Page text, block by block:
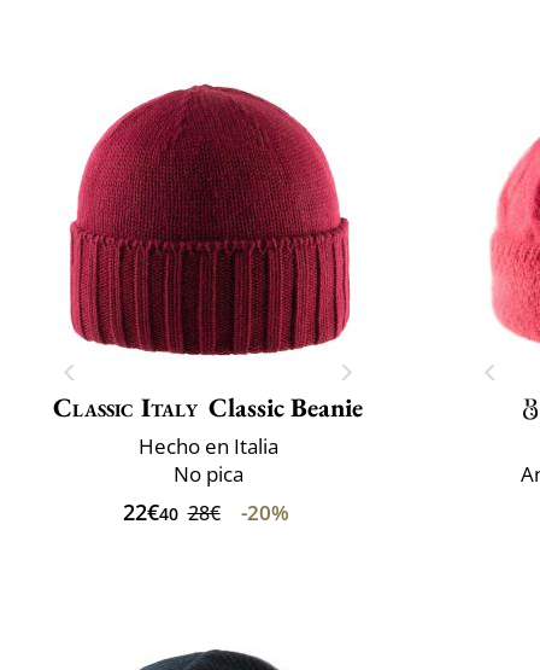
Classic Italy Classic Beanie
Hecho en Italia
No pica
22€40 28€ -20%